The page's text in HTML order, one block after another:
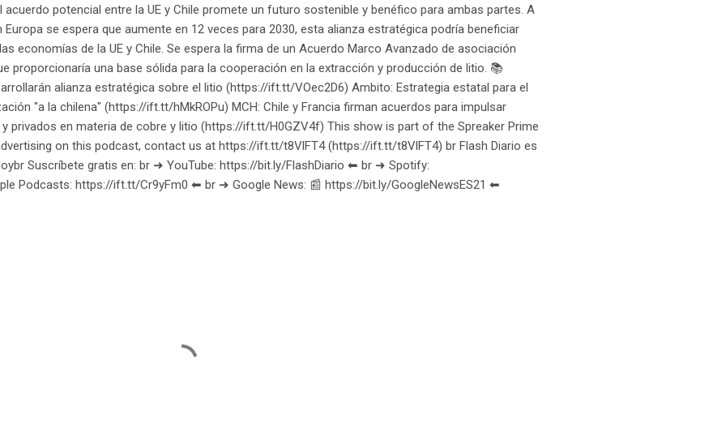
acuerdo potencial entre la UE y Chile promete un futuro sostenible y benéfico para ambas partes. A
se espera que aumente en 12 veces para 2030, esta alianza estratégica podría beneficiar
economías de la UE y Chile. Se espera la firma de un Acuerdo Marco Avanzado de asociación
proporcionaría una base sólida para la cooperación en la extracción y producción de litio. 📚
alianza estratégica sobre el litio (https://ift.tt/VOec2D6) Ambito: Estrategia estatal para el
"a la chilena" (https://ift.tt/hMkROPu) MCH: Chile y Francia firman acuerdos para impulsar
privados en materia de cobre y litio (https://ift.tt/H0GZV4f) This show is part of the Spreaker Prime
on this podcast, contact us at https://ift.tt/t8VlFT4 (https://ift.tt/t8VlFT4) br Flash Diario es
Suscríbete gratis en: br ➜ YouTube: https://bit.ly/FlashDiario ⬅︎ br ➜ Spotify:
Podcasts: https://ift.tt/Cr9yFm0 ⬅︎ br ➜ Google News: 📰 https://bit.ly/GoogleNewsES21 ⬅︎